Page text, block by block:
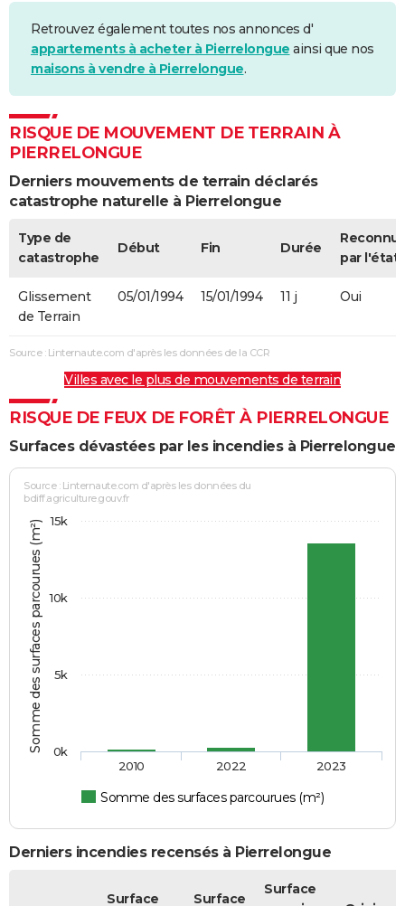
Retrouvez également toutes nos annonces d'
appartements à acheter à Pierrelongue ainsi que nos
maisons à vendre à Pierrelongue.
RISQUE DE MOUVEMENT DE TERRAIN À
PIERRELONGUE
Derniers mouvements de terrain déclarés
catastrophe naturelle à Pierrelongue
Type de
catastrophe
Début Fin Durée
par l'état
Glissement
de Terrain
05/01/1994 15/01/1994 11 j Oui
Source : Linternaute.com d'après les données de la CCR
Villes avec le plus de mouvements de terrain
RISQUE DE FEUX DE FORÊT À PIERRELONGUE
Surfaces dévastées par les incendies à Pierrelongue
Somme des surfaces parcourues (m²)
Source : Linternaute.com d'après les données du
bdiff.agriculture.gouv.fr
Somme des surfaces parcourues (m²)
2010 2022 2023
0k
5k
10k
15k
Derniers incendies recensés à Pierrelongue
Surface Surface
Surface